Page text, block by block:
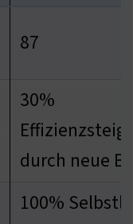
87
30%
durch neue
100%